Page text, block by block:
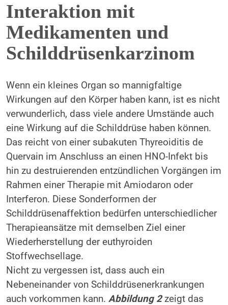
Interaktion mit
Medikamenten und
Schilddrüsenkarzinom
Wenn ein kleines Organ so mannigfaltige
Wirkungen auf den Körper haben kann, ist es nicht
verwunderlich, dass viele andere Umstände auch
eine Wirkung auf die Schilddrüse haben können.
Das reicht von einer subakuten Thyreoiditis de
Quervain im Anschluss an einen HNO-Infekt bis
hin zu destruierenden entzündlichen Vorgängen im
Rahmen einer Therapie mit Amiodaron oder
Interferon. Diese Sonderformen der
Schilddrüsenaffektion bedürfen unterschiedlicher
Therapieansätze mit demselben Ziel einer
Wiederherstellung der euthyroiden
Stoffwechsellage.
Nicht zu vergessen ist, dass auch ein
Nebeneinander von Schilddrüsenerkrankungen
auch vorkommen kann. Abbildung 2 zeigt das